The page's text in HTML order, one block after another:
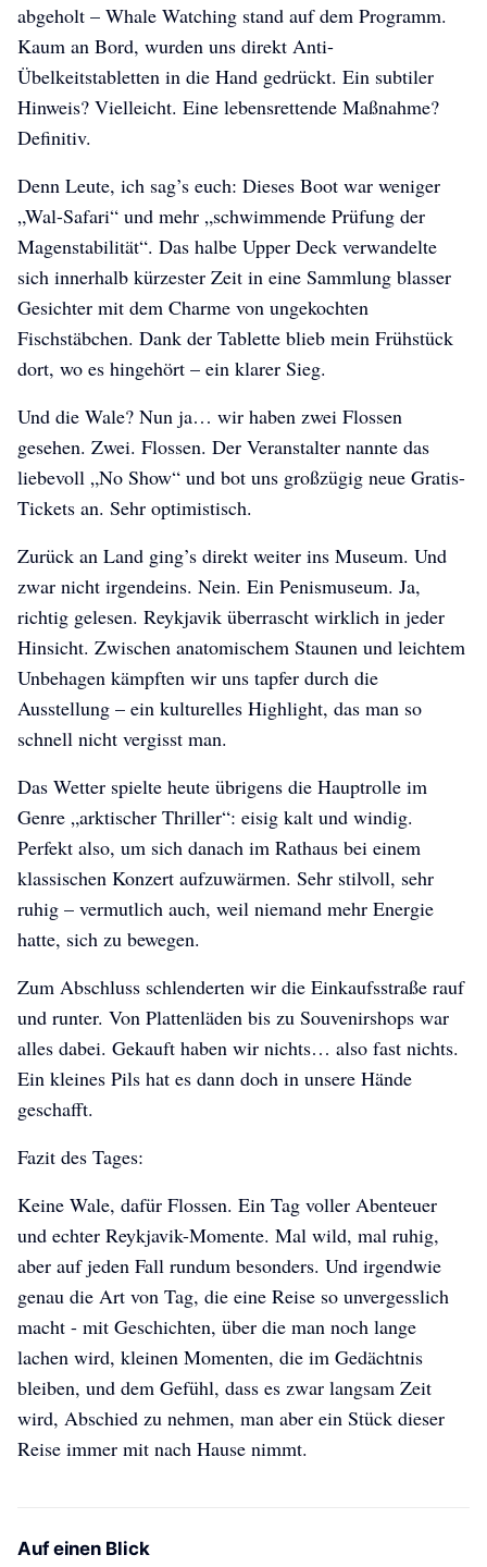
abgeholt – Whale Watching stand auf dem Programm.
Kaum an Bord, wurden uns direkt Anti-
Übelkeitstabletten in die Hand gedrückt. Ein subtiler
Hinweis? Vielleicht. Eine lebensrettende Maßnahme?
Definitiv.
Denn Leute, ich sag’s euch: Dieses Boot war weniger
„Wal-Safari“ und mehr „schwimmende Prüfung der
Magenstabilität“. Das halbe Upper Deck verwandelte
sich innerhalb kürzester Zeit in eine Sammlung blasser
Gesichter mit dem Charme von ungekochten
Fischstäbchen. Dank der Tablette blieb mein Frühstück
dort, wo es hingehört – ein klarer Sieg.
Und die Wale? Nun ja… wir haben zwei Flossen
gesehen. Zwei. Flossen. Der Veranstalter nannte das
liebevoll „No Show“ und bot uns großzügig neue Gratis-
Tickets an. Sehr optimistisch.
Zurück an Land ging’s direkt weiter ins Museum. Und
zwar nicht irgendeins. Nein. Ein Penismuseum. Ja,
richtig gelesen. Reykjavik überrascht wirklich in jeder
Hinsicht. Zwischen anatomischem Staunen und leichtem
Unbehagen kämpften wir uns tapfer durch die
Ausstellung – ein kulturelles Highlight, das man so
schnell nicht vergisst man.
Das Wetter spielte heute übrigens die Hauptrolle im
Genre „arktischer Thriller“: eisig kalt und windig.
Perfekt also, um sich danach im Rathaus bei einem
klassischen Konzert aufzuwärmen. Sehr stilvoll, sehr
ruhig – vermutlich auch, weil niemand mehr Energie
hatte, sich zu bewegen.
Zum Abschluss schlenderten wir die Einkaufsstraße rauf
und runter. Von Plattenläden bis zu Souvenirshops war
alles dabei. Gekauft haben wir nichts… also fast nichts.
Ein kleines Pils hat es dann doch in unsere Hände
geschafft.
Fazit des Tages:
Keine Wale, dafür Flossen. Ein Tag voller Abenteuer
und echter Reykjavik-Momente. Mal wild, mal ruhig,
aber auf jeden Fall rundum besonders. Und irgendwie
genau die Art von Tag, die eine Reise so unvergesslich
macht - mit Geschichten, über die man noch lange
lachen wird, kleinen Momenten, die im Gedächtnis
bleiben, und dem Gefühl, dass es zwar langsam Zeit
wird, Abschied zu nehmen, man aber ein Stück dieser
Reise immer mit nach Hause nimmt.
Auf einen Blick